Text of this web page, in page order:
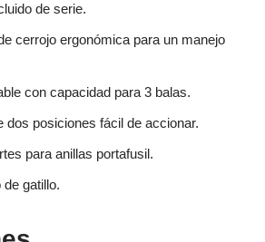
de serie.
cerrojo ergonómica para un manejo
con capacidad para 3 balas.
dos posiciones fácil de accionar.
para anillas portafusil.
gatillo.